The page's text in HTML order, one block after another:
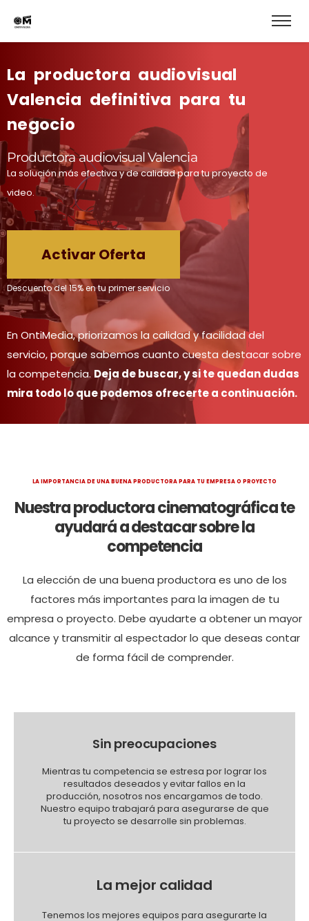
La productora audiovisual
Valencia definitiva para tu
negocio
Productora audiovisual Valencia
La solución más efectiva y de calidad para tu proyecto de
video.
Activar Oferta
Descuento del 15% en tu primer servicio
En OntiMedia, priorizamos la calidad y facilidad del
servicio, porque sabemos cuanto cuesta destacar sobre
la competencia. Deja de buscar, y si te quedan dudas
mira todo lo que podemos ofrecerte a continuación.
LA IMPORTANCIA DE UNA BUENA PRODUCTORA PARA TU EMPRESA O PROYECTO
Nuestra productora cinematográfica te
ayudará a destacar sobre la
competencia
La elección de una buena productora es uno de los
factores más importantes para la imagen de tu
empresa o proyecto. Debe ayudarte a obtener un mayor
alcance y transmitir al espectador lo que deseas contar
de forma fácil de comprender.
Sin preocupaciones
Mientras tu competencia se estresa por lograr los
resultados deseados y evitar fallos en la
producción, nosotros nos encargamos de todo.
Nuestro equipo trabajará para asegurarse de que
tu proyecto se desarrolle sin problemas.
La mejor calidad
Tenemos los mejores equipos para asegurarte la